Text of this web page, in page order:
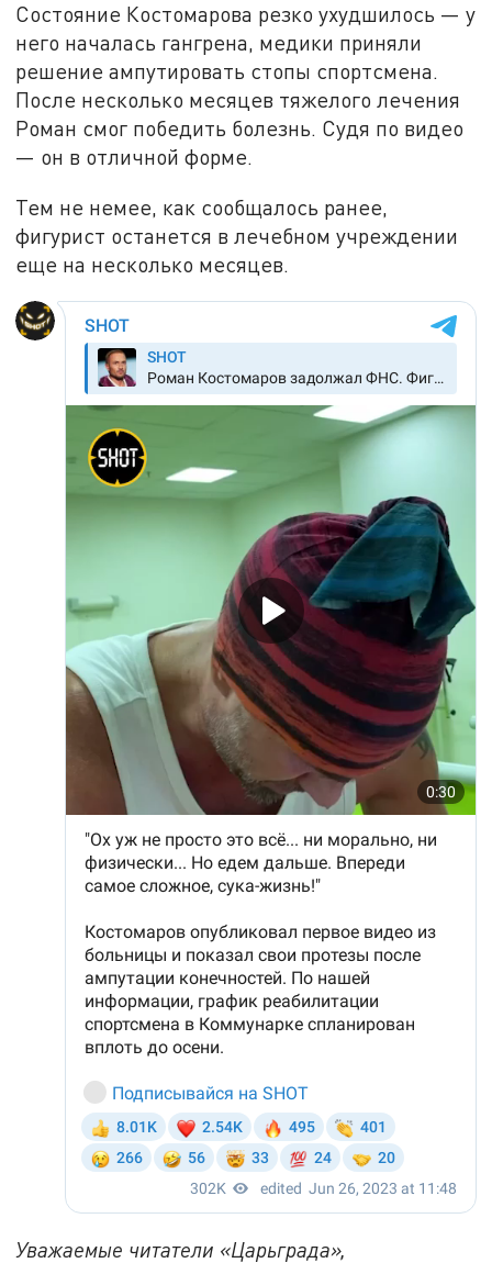
Состояние Костомарова резко ухудшилось — у
него началась гангрена, медики приняли
решение ампутировать стопы спортсмена.
После несколько месяцев тяжелого лечения
Роман смог победить болезнь. Судя по видео
— он в отличной форме.
Тем не немее, как сообщалось ранее,
фигурист останется в лечебном учреждении
еще на несколько месяцев.
Уважаемые читатели «Царьграда»,